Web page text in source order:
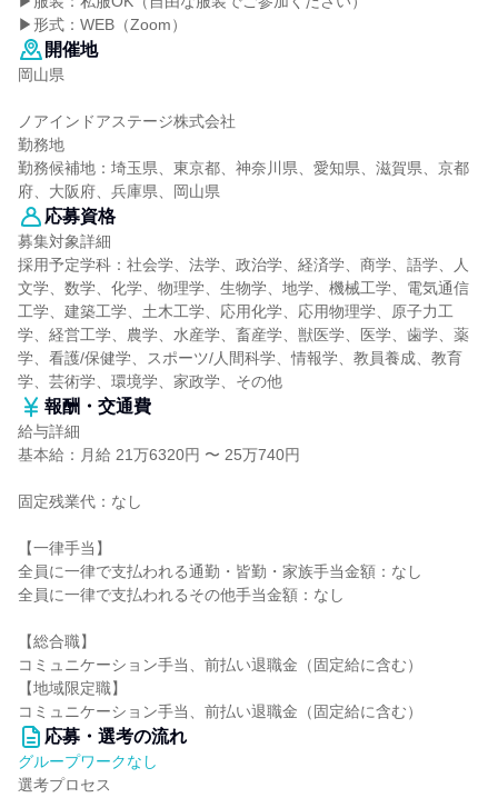
▶形式：WEB（Zoom）
開催地
岡山県
ノアインドアステージ株式会社
勤務地
勤務候補地：埼玉県、東京都、神奈川県、愛知県、滋賀県、京都
府、大阪府、兵庫県、岡山県
応募資格
募集対象詳細
採用予定学科：社会学、法学、政治学、経済学、商学、語学、人
文学、数学、化学、物理学、生物学、地学、機械工学、電気通信
工学、建築工学、土木工学、応用化学、応用物理学、原子力工
学、経営工学、農学、水産学、畜産学、獣医学、医学、歯学、薬
学、看護/保健学、スポーツ/人間科学、情報学、教員養成、教育
学、芸術学、環境学、家政学、その他
報酬・交通費
給与詳細
基本給：月給 21万6320円 〜 25万740円
固定残業代：なし
【一律手当】
全員に一律で支払われる通勤・皆勤・家族手当金額：なし
全員に一律で支払われるその他手当金額：なし
【総合職】
コミュニケーション手当、前払い退職金（固定給に含む）
【地域限定職】
コミュニケーション手当、前払い退職金（固定給に含む）
応募・選考の流れ
グループワークなし
選考プロセス